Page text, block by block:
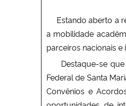
Estando aberto a
a mobilidade
parceiros nacionais e
Destaque-se que
Federal de Santa
Convênios e